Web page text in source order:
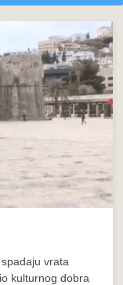
vrata
kulturnog dobra